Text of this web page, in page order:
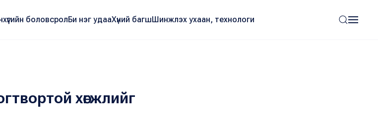
боловсролБи нэг удааХүний багшШинжлэх ухаан, технологи
хөгжлийг